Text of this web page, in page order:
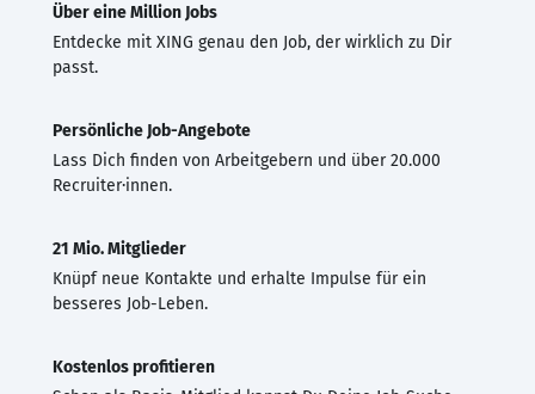
Über eine Million Jobs
Entdecke mit XING genau den Job, der wirklich zu Dir
passt.
Persönliche Job-Angebote
Lass Dich finden von Arbeitgebern und über 20.000
Recruiter·innen.
21 Mio. Mitglieder
Knüpf neue Kontakte und erhalte Impulse für ein
besseres Job-Leben.
Kostenlos profitieren